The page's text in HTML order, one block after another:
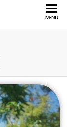
MENU